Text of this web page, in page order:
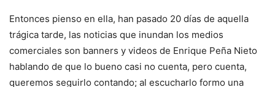
Entonces pienso en ella, han pasado 20 días de aquella
trágica tarde, las noticias que inundan los medios
comerciales son banners y videos de Enrique Peña Nieto
hablando de que lo bueno casi no cuenta, pero cuenta,
queremos seguirlo contando; al escucharlo formo una